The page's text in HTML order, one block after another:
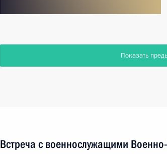
Показать
Встреча с военнослужащими